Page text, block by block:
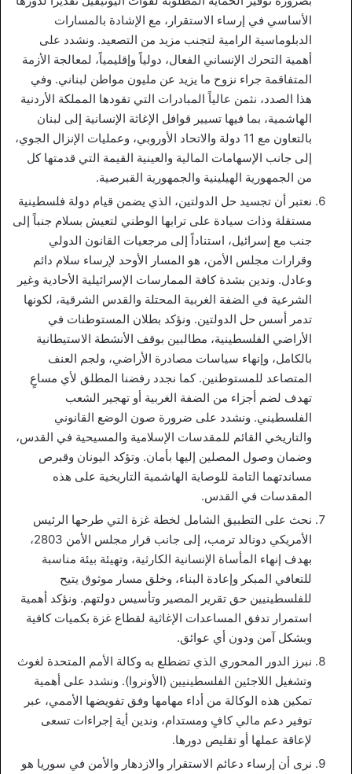
الأساسي في إرساء الاستقرار، مع الإشادة بالمسارات
الدبلوماسية الرامية لتجنب مزيد من التصعيد. ونشدد على
أهمية التحرك الإنساني الفعال، دولياً وإقليمياً، لمعالجة الأزمة
المتفاقمة جراء نزوح ما يزيد عن مليون مواطن لبناني. وفي
هذا الصدد، نثمن عالياً المبادرات التي تقودها المملكة الأردنية
الهاشمية، بما فيها تسيير قوافل الإغاثة الإنسانية إلى لبنان
بالتعاون مع 11 دولة والاتحاد الأوروبي، وعمليات الإنزال الجوي،
إلى جانب الإسهامات المالية والعينية القيمة التي قدمتها كل
من الجمهورية الهيلينية والجمهورية القبرصية.
نعتبر أن تجسيد حل الدولتين، الذي يضمن قيام دولة فلسطينية
مستقلة وذات سيادة على ترابها الوطني لتعيش بسلام جنباً إلى
جنب مع إسرائيل، استناداً إلى مرجعيات القانون الدولي
وقرارات مجلس الأمن، هو المسار الأوحد لإرساء سلام دائم
وعادل. وندين بشدة كافة الممارسات الإسرائيلية الأحادية وغير
الشرعية في الضفة الغربية المحتلة والقدس الشرقية، لكونها
تدمر أسس حل الدولتين. ونؤكد بطلان المستوطنات في
الأراضي الفلسطينية، مطالبين بوقف الأنشطة الاستيطانية
بالكامل، وإنهاء سياسات مصادرة الأراضي، ولجم العنف
المتصاعد للمستوطنين. كما نجدد رفضنا المطلق لأي مساعٍ
تهدف لضم أجزاء من الضفة الغربية أو تهجير الشعب
الفلسطيني. ونشدد على ضرورة صون الوضع القانوني
والتاريخي القائم للمقدسات الإسلامية والمسيحية في القدس،
وضمان وصول المصلين إليها بأمان. وتؤكد اليونان وقبرص
مساندتهما التامة للوصاية الهاشمية التاريخية على هذه
المقدسات في القدس.
نحث على التطبيق الشامل لخطة غزة التي طرحها الرئيس
الأمريكي دونالد ترمب، إلى جانب قرار مجلس الأمن 2803،
بهدف إنهاء المأساة الإنسانية الكارثية، وتهيئة بيئة مناسبة
للتعافي المبكر وإعادة البناء، وخلق مسار موثوق يتيح
للفلسطينيين حق تقرير المصير وتأسيس دولتهم. ونؤكد أهمية
استمرار تدفق المساعدات الإغاثية لقطاع غزة بكميات كافية
وبشكل آمن ودون أي عوائق.
نبرز الدور المحوري الذي تضطلع به وكالة الأمم المتحدة لغوث
وتشغيل اللاجئين الفلسطينيين (الأونروا). ونشدد على أهمية
تمكين هذه الوكالة من أداء مهامها وفق تفويضها الأممي، عبر
توفير دعم مالي كافٍ ومستدام، وندين أية إجراءات تسعى
لإعاقة عملها أو تقليص دورها.
نرى أن إرساء دعائم الاستقرار والازدهار والأمن في سوريا هو